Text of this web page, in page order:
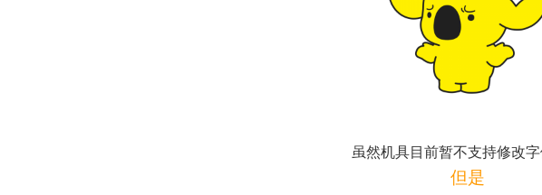
虽然机具目前暂不支持修改
但是